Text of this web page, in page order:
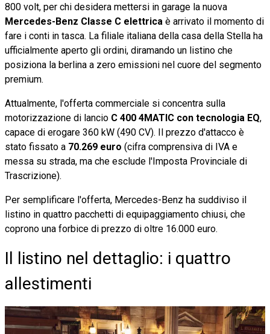
800 volt, per chi desidera mettersi in garage la nuova
Mercedes-Benz Classe C elettrica è arrivato il momento di
fare i conti in tasca. La filiale italiana della casa della Stella ha
ufficialmente aperto gli ordini, diramando un listino che
posiziona la berlina a zero emissioni nel cuore del segmento
premium.
Attualmente, l'offerta commerciale si concentra sulla
motorizzazione di lancio C 400 4MATIC con tecnologia EQ,
capace di erogare 360 kW (490 CV). Il prezzo d'attacco è
stato fissato a 70.269 euro (cifra comprensiva di IVA e
messa su strada, ma che esclude l'Imposta Provinciale di
Trascrizione).
Per semplificare l'offerta, Mercedes-Benz ha suddiviso il
listino in quattro pacchetti di equipaggiamento chiusi, che
coprono una forbice di prezzo di oltre 16.000 euro.
Il listino nel dettaglio: i quattro
allestimenti